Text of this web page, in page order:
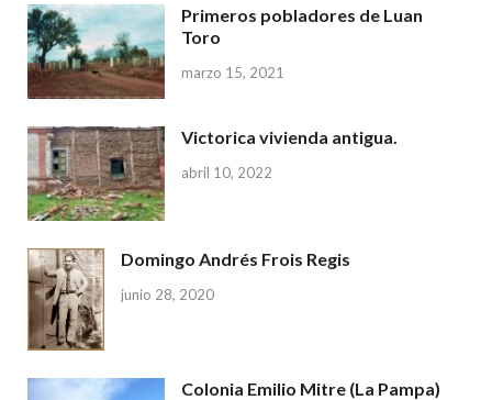
Primeros pobladores de Luan
Toro
marzo 15, 2021
Victorica vivienda antigua.
abril 10, 2022
Domingo Andrés Frois Regis
junio 28, 2020
Colonia Emilio Mitre (La Pampa)